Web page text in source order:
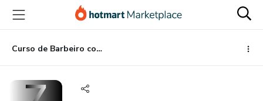
para
conteúdo
principal
para
pagamento
para
rodapé
Curso de Barbeiro com Renato Zull